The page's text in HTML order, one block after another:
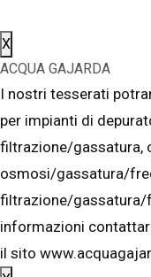
X
ACQUA GAJARDA
I nostri tesserati
per impianti di
filtrazione/gassatura,
osmosi/gassatura/
filtrazione/gassatura/
informazioni
il sito